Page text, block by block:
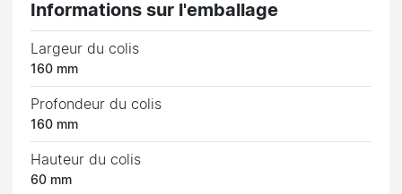
Informations sur l'emballage
Largeur du colis
160 mm
Profondeur du colis
160 mm
Hauteur du colis
60 mm